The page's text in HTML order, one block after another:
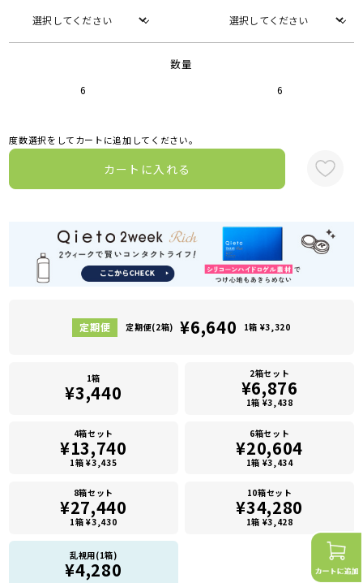
数量
6 6
度数選択をしてカートに追加してください。
カートに入れる
定期便(2箱) ¥6,640 1箱 ¥3,320
1箱
¥3,440
2箱セット
¥6,876
1箱 ¥3,438
4箱セット
¥13,740
1箱 ¥3,435
6箱セット
¥20,604
1箱 ¥3,434
8箱セット
¥27,440
1箱 ¥3,430
10箱セット
¥34,280
1箱 ¥3,428
乱視用(1箱)
¥4,280